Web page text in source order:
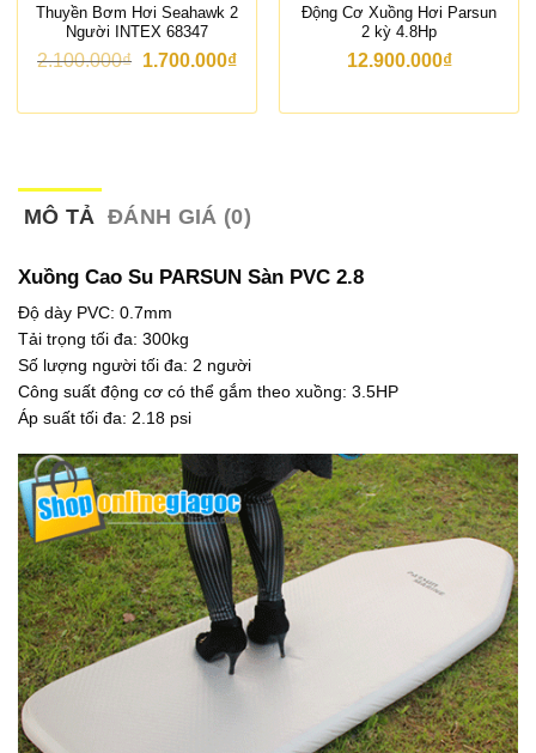
Thuyền Bơm Hơi Seahawk 2
Người INTEX 68347
2.100.000₫ G
g
:
1
0
0
0
0
0
₫
.
1.700.000₫G
h
ạ
à
:
0
0
.
0
₫
.
Động Cơ Xuồng Hơi Parsun
2 kỳ 4.8Hp
12.900.000₫
MÔ TẢ ĐÁNH GIÁ (0)
Xuồng Cao Su PARSUN Sàn PVC 2.8
Độ dày PVC: 0.7mm
Tải trọng tối đa: 300kg
Số lượng người tối đa: 2 người
Công suất động cơ có thể gắm theo xuồng: 3.5HP
Áp suất tối đa: 2.18 psi